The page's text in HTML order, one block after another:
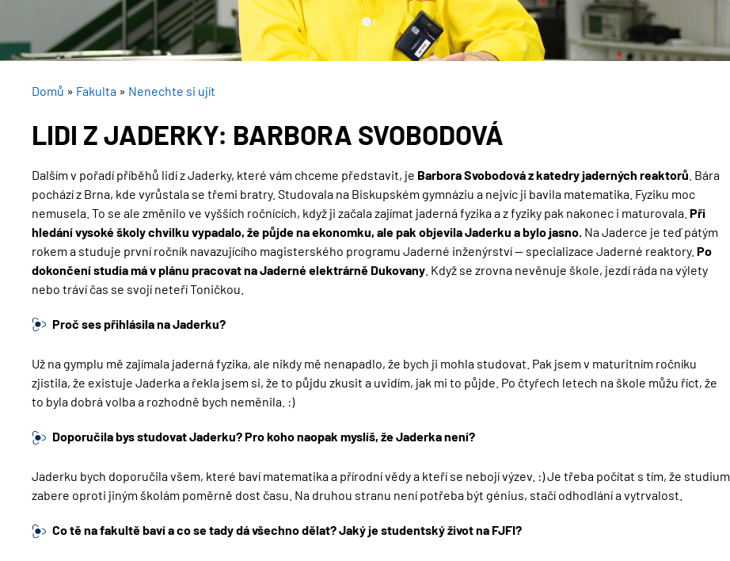
DROBEČKOVÁ
Domů Fakulta Nenechte si ujít
LIDI Z JADERKY: BARBORA SVOBODOVÁ
Dalším v pořadí příběhů lidí z Jaderky, které vám chceme představit, je Barbora Svobodová z katedry jaderných reaktorů . Bára
pochází z Brna, kde vyrůstala se třemi bratry. Studovala na Biskupském gymnáziu a nejvíc ji bavila matematika. Fyziku moc
nemusela. To se ale změnilo ve vyšších ročnících, když ji začala zajímat jaderná fyzika a z fyziky pak nakonec i maturovala. Při
hledání vysoké školy chvilku vypadalo, že půjde na ekonomku, ale pak objevila Jaderku a bylo jasno. Na Jaderce je teď pátým
rokem a studuje první ročník navazujícího magisterského programu Jaderné inženýrství — specializace Jaderné reaktory. Po
dokončení studia má v plánu pracovat na Jaderné elektrárně Dukovany . Když se zrovna nevěnuje škole, jezdí ráda na výlety
nebo tráví čas se svojí neteří Toničkou.
Proč ses přihlásila na Jaderku?
Už na gymplu mě zajímala jaderná fyzika, ale nikdy mě nenapadlo, že bych ji mohla studovat. Pak jsem v maturitním ročníku
zjistila, že existuje Jaderka a řekla jsem si, že to půjdu zkusit a uvidím, jak mi to půjde. Po čtyřech letech na škole můžu říct, že
to byla dobrá volba a rozhodně bych neměnila. :)
Doporučila bys studovat Jaderku? Pro koho naopak myslíš, že Jaderka není?
Jaderku bych doporučila všem, které baví matematika a přírodní vědy a kteří se nebojí výzev. :) Je třeba počítat s tím, že studium
zabere oproti jiným školám poměrně dost času. Na druhou stranu není potřeba být génius, stačí odhodlání a vytrvalost.
Co tě na fakultě baví a co se tady dá všechno dělat? Jaký je studentský život na FJFI?